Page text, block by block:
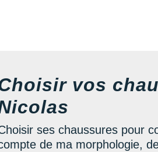
vos
ses chaussures pour
de ma morphologie,